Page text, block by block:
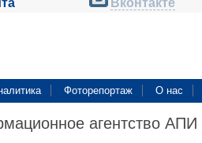
Вконтакте
Фоторепортаж О нас
агентство